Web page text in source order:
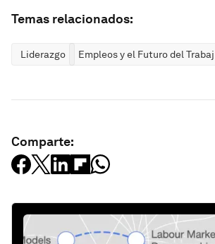
Temas relacionados:
Liderazgo Empleos y el Futuro del Trabajo
Comparte: